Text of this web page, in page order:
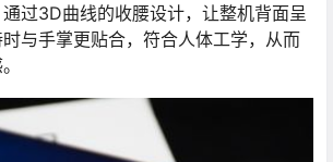
过3D曲线的收腰设计，让整机背面呈
与手掌更贴合，符合人体工学，从而